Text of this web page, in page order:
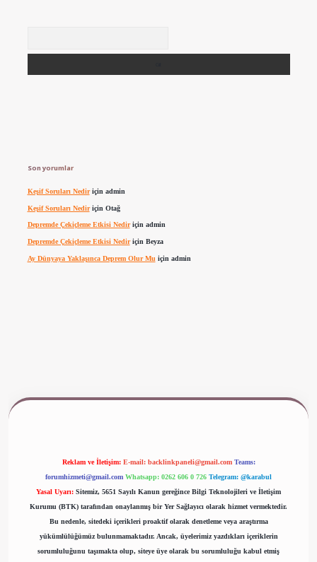
Son yorumlar
Keşif Soruları Nediriçin admin
Keşif Soruları Nediriçin Otağ
Depremde Çekiçleme Etkisi Nediriçin admin
Depremde Çekiçleme Etkisi Nediriçin Beyza
Ay Dünyaya Yaklaşınca Deprem Olur Mu için admin
Reklam ve İletişim: E-mail: backlinkpaneli@gmail.com Teams:
forumhizmeti@gmail.com Whatsapp: 0262 606 0 726 Telegram: @karabul
Yasal Uyarı: Sitemiz, 5651 Sayılı Kanun gereğince Bilgi Teknolojileri ve İletişim
Kurumu (BTK) tarafından onaylanmış bir Yer Sağlayıcı olarak hizmet vermektedir.
Bu nedenle, sitedeki içerikleri proaktif olarak denetleme veya araştırma
yükümlülüğümüz bulunmamaktadır. Ancak, üyelerimiz yazdıkları içeriklerin
sorumluluğunu taşımakta olup, siteye üye olarak bu sorumluluğu kabul etmiş